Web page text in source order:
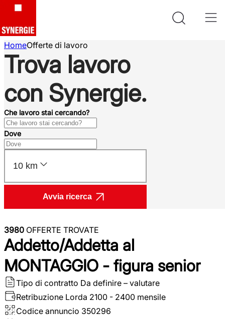
HomeOfferte di lavoro
Trova lavoro
con Synergie.
Che lavoro stai cercando?
Dove
10 km
Avvia ricerca
3980 OFFERTE TROVATE
Addetto/Addetta al
MONTAGGIO - figura senior
Tipo di contratto Da definire – valutare
Retribuzione Lorda 2100 - 2400 mensile
Codice annuncio 350296